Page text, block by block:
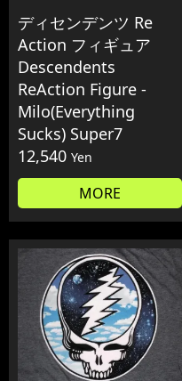
ディセンデンツ Re
Action フィギュア
Descendents
ReAction Figure -
Milo(Everything
Sucks) Super7
12,540 Yen
MORE